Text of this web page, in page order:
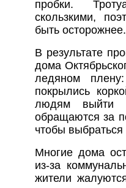
пробки.
скользкими,
быть осторожнее.
В результате
дома
ледяном
покрылись
людям выйти
обращаются за
чтобы выбраться
Многие дома
из-за
жители